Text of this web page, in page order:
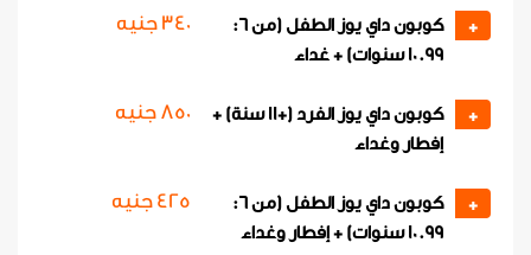
+
كوبون داي يوز الطفل (من 6:
10.99 سنوات) + غداء
340 جنيه
+
كوبون داي يوز الفرد (+11 سنة) +
إفطار وغداء
850 جنيه
+
كوبون داي يوز الطفل (من 6:
10.99 سنوات) + إفطار وغداء
425 جنيه